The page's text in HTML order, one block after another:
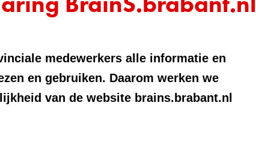
medewerkers alle informatie en
en gebruiken. Daarom werken we
van de website brains.brabant.nl